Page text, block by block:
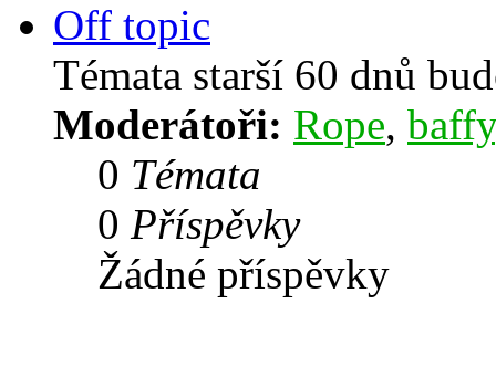
Off topic
Témata starší 60 dnů
Moderátoři: Rope, baffy
0 Témata
0 Příspěvky
Žádné příspěvky